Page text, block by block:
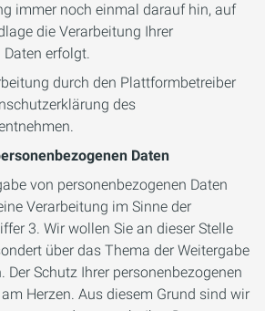
immer noch einmal darauf hin, auf
die Verarbeitung Ihrer
Daten erfolgt.
durch den Plattformbetreiber
des
Daten
von personenbezogenen Daten
Verarbeitung im Sinne der
3. Wir wollen Sie an dieser Stelle
über das Thema der Weitergabe
Der Schutz Ihrer personenbezogenen
Herzen. Aus diesem Grund sind wir